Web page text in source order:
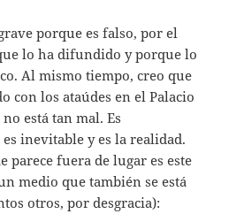
porque es falso, por el
lo ha difundido y porque lo
Al mismo tiempo, creo que
con los ataúdes en el Palacio
está tan mal. Es
inevitable y es la realidad.
parece fuera de lugar es este
medio que también se está
otros, por desgracia):